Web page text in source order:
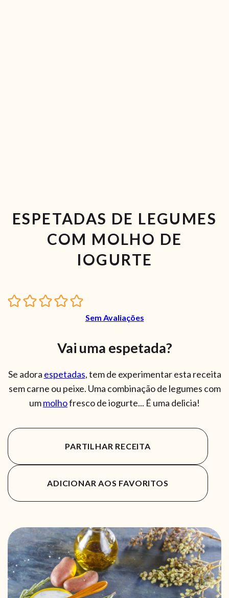
ESPETADAS DE LEGUMES
COM MOLHO DE
IOGURTE
Sem Avaliações
Vai uma espetada?
Se adora espetadas, tem de experimentar esta receita
sem carne ou peixe. Uma combinação de legumes com
ummolhofresco de iogurte... É uma delicia!
PARTILHAR RECEITA
ADICIONAR AOS FAVORITOS